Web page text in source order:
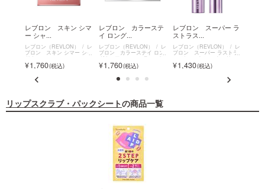
レブロン スキン シマ
ー シャ...
レブロン（REVLON） レ
ブロン スキン シマー シャ
ドウ
1,760
レブロン カラーステ
イ ロング...
レブロン（REVLON） レ
ブロン カラーステイ ロン
グウェア コンシーラー パレ
ット1,760
レブロン スーパー ラ
ストラス...
レブロン（REVLON） レ
ブロン スーパー ラストラ
ス デューイ シャイン リッ
プスティック
1,430
リップスクラブ・パックシートの商品一覧